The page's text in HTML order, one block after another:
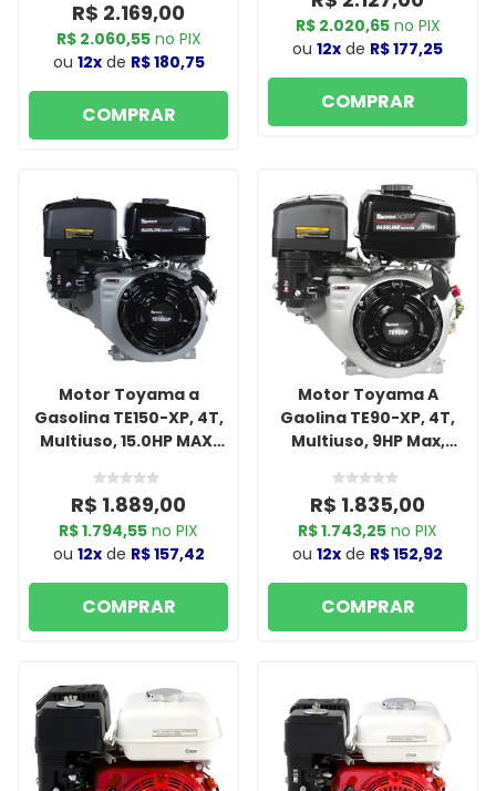
R$ 2.169,00
R$ 2.060,55no PIX
ou 12xde R$ 180,75
COMPRAR
R$ 2.020,65no PIX
ou 12x de R$ 177,25
COMPRAR
Motor Toyama a
Gasolina TE150-XP, 4T,
Multiuso, 15.0HP MAX,
com Sensor de Oleo
R$ 1.889,00
R$ 1.794,55 no PIX
ou 12xde R$ 157,42
COMPRAR
Motor Toyama A
Gaolina TE90-XP, 4T,
Multiuso, 9HP Max,
com Sensor de Oleo
R$ 1.835,00
R$ 1.743,25 no PIX
ou 12x de R$ 152,92
COMPRAR